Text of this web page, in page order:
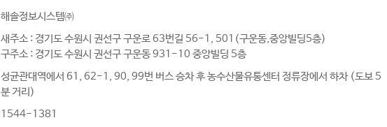
해솔정보시스템㈜
새주소 : 경기도 수원시 권선구 구운로 63번길 56-1, 501(구운동,중앙빌딩5층)
구주소 : 경기도 수원시 권선구 구운동 931-10 중앙빌딩 5층
성균관대역에서 61, 62-1, 90, 99번 버스 승차 후 농수산물유통센터 정류장에서 하차 (도보 5
분 거리)
1544-1381